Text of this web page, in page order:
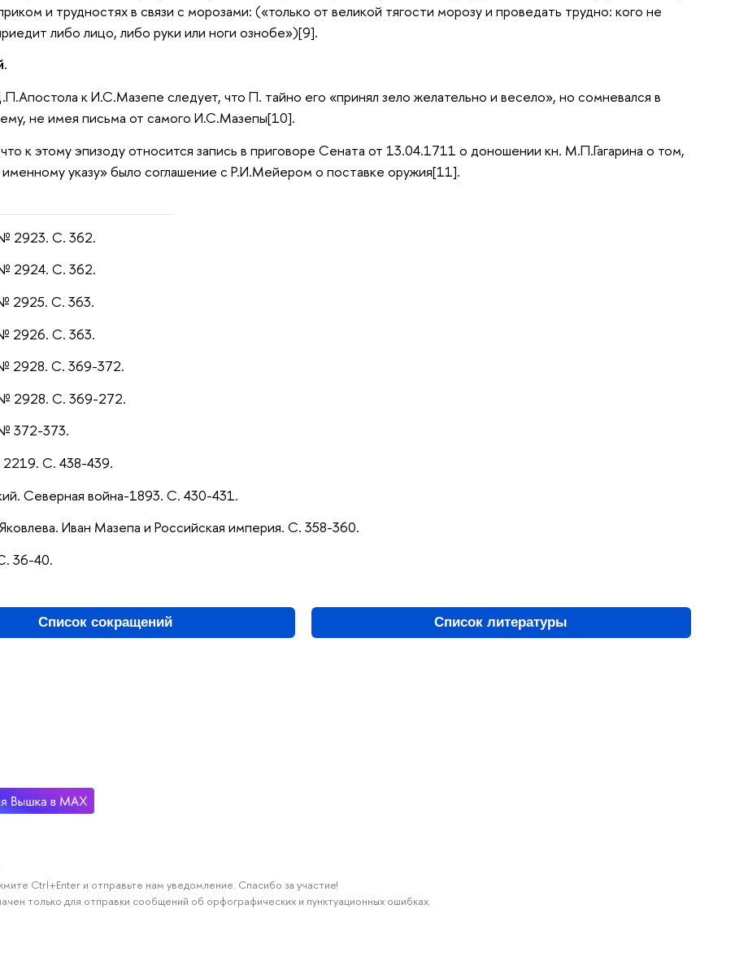
и трудностях в связи с морозами: («только от великой тягости морозу и проведать трудно: кого не
либо лицо, либо руки или ноги ознобе»)[9].
к И.С.Мазепе следует, что П. тайно его «принял зело желательно и весело», но сомневался в
не имея письма от самого И.С.Мазепы[10].
к этому эпизоду относится запись в приговоре Сената от 13.04.1711 о доношении кн. М.П.Гагарина о том,
указу» было соглашение с Р.И.Мейером о поставке оружия[11].
2923. С. 362.
2924. С. 362.
2925. С. 363.
2926. С. 363.
2928. С. 369-372.
2928. С. 369-272.
372-373.
С. 438-439.
Северная война-1893. С. 430-431.
Иван Мазепа и Российская империя. С. 358-360.
36-40.
Список сокращений Список литературы
Ctrl+Enter и отправьте нам уведомление. Спасибо за участие!
только для отправки сообщений об орфографических и пунктуационных ошибках.